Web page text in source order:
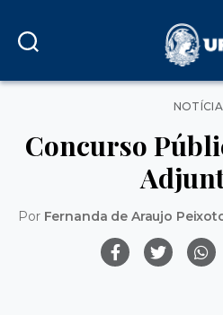
Concurso
Por Fernanda de Araujo